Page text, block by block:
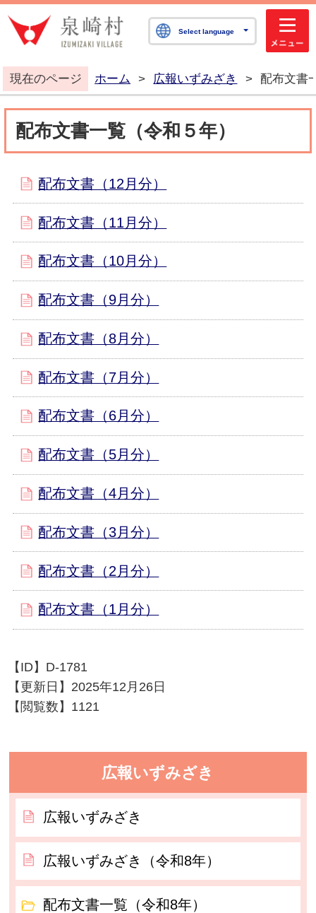
泉崎村公式ホームペ
Select language
現在のページ ホーム > 広報いずみざき > 配布文書
配布文書一覧（令和５年）
配布文書（12月分）
配布文書（11月分）
配布文書（10月分）
配布文書（9月分）
配布文書（8月分）
配布文書（7月分）
配布文書（6月分）
配布文書（5月分）
配布文書（4月分）
配布文書（3月分）
配布文書（2月分）
配布文書（1月分）
【ID】 D-1781
【更新日】 2025年12月26日
【閲覧数】 1121
広報いずみざき
広報いずみざき
広報いずみざき（令和8年）
配布文書一覧（令和8年）